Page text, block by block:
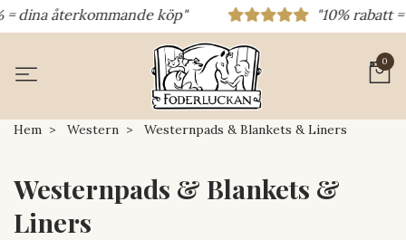
återkommande köp" "10% rabatt =
0
Hem Western Westernpads & Blankets & Liners
Westernpads & Blankets &
Liners